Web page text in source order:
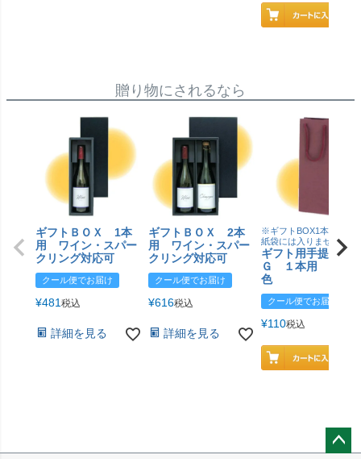
贈り物にされるなら
ギフトＢＯＸ 1本
用 ワイン・スパー
クリング対応可
クール便でお届け
¥481税込
詳細を見る
ギフトＢＯＸ 2本
用 ワイン・スパー
クリング対応可
クール便でお届け
¥616税込
詳細を見る
※ギフトBOX1本用はこ
紙袋には入りません
ギフト用手提げＢ
Ｇ １本用 エン
色
クール便でお届け
¥110税込